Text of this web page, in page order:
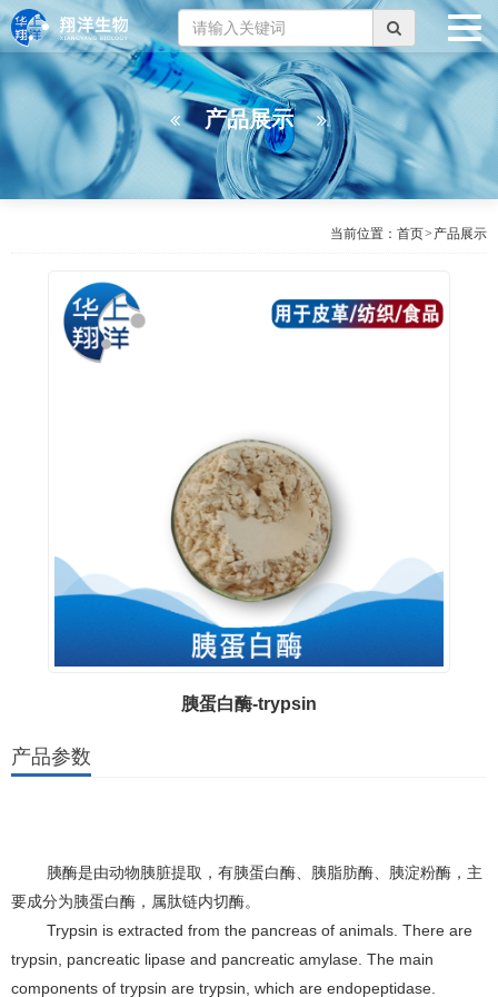
产品展示
当前位置： 首页> 产品展示
胰蛋白酶-trypsin
产品参数
胰酶是由动物胰脏提取，有胰蛋白酶、胰脂肪酶、胰淀粉酶，主
要成分为胰蛋白酶，属肽链内切酶。
Trypsin is extracted from the pancreas of animals. There are
trypsin, pancreatic lipase and pancreatic amylase. The main
components of trypsin are trypsin, which are endopeptidase.